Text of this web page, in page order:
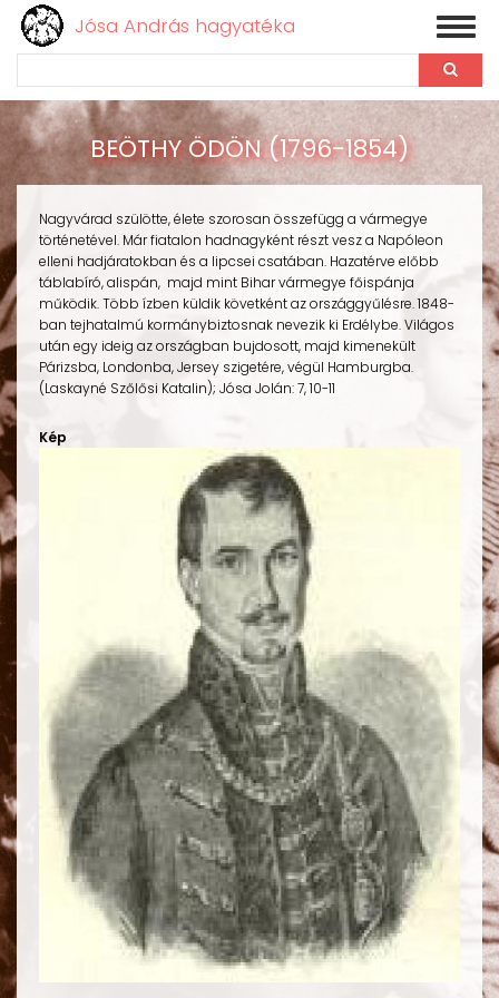
Ugrás
tartalomra
Jósa András hagyatéka
BEÖTHY ÖDÖN (1796-1854)
Nagyvárad szülötte, élete szorosan összefügg a vármegye
történetével. Már fiatalon hadnagyként részt vesz a Napóleon
elleni hadjáratokban és a lipcsei csatában. Hazatérve előbb
táblabíró, alispán, majd mint Bihar vármegye főispánja
működik. Több ízben küldik követként az országgyűlésre. 1848-
ban tejhatalmú kormánybiztosnak nevezik ki Erdélybe. Világos
után egy ideig az országban bujdosott, majd kimenekült
Párizsba, Londonba, Jersey szigetére, végül Hamburgba.
(Laskayné Szőlősi Katalin); Jósa Jolán: 7, 10-11
Kép